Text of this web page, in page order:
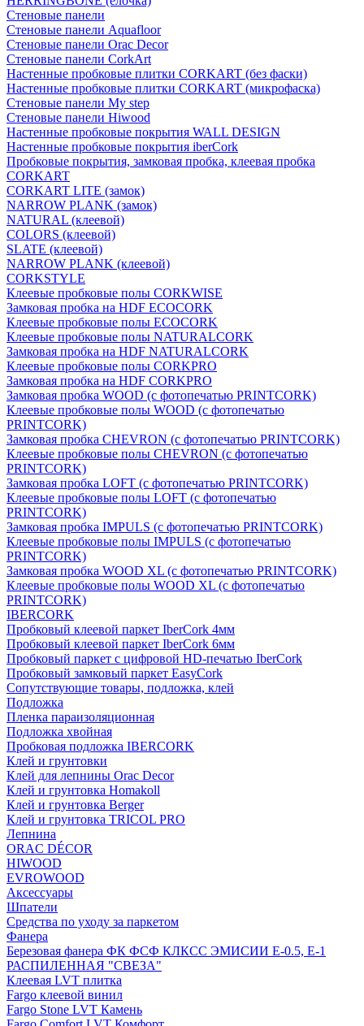
Стеновые панели
Стеновые панели Aquafloor
Стеновые панели Orac Decor
Стеновые панели CorkArt
Настенные пробковые плитки CORKART (без фаски)
Настенные пробковые плитки CORKART (микрофаска)
Стеновые панели My step
Стеновые панели Hiwood
Настенные пробковые покрытия WALL DESIGN
Настенные пробковые покрытия iberCork
Пробковые покрытия, замковая пробка, клеевая пробка
CORKART
CORKART LITE (замок)
NARROW PLANK (замок)
NATURAL (клеевой)
COLORS (клеевой)
SLATE (клеевой)
NARROW PLANK (клеевой)
CORKSTYLE
Клеевые пробковые полы CORKWISE
Замковая пробка на HDF ECOCORK
Клеевые пробковые полы ECOCORK
Клеевые пробковые полы NATURALCORK
Замковая пробка на HDF NATURALCORK
Клеевые пробковые полы CORKPRO
Замковая пробка на HDF CORKPRO
Замковая пробка WOOD (с фотопечатью PRINTCORK)
Клеевые пробковые полы WOOD (с фотопечатью
PRINTCORK)
Замковая пробка CHEVRON (с фотопечатью PRINTCORK)
Клеевые пробковые полы CHEVRON (с фотопечатью
PRINTCORK)
Замковая пробка LOFT (с фотопечатью PRINTCORK)
Клеевые пробковые полы LOFT (с фотопечатью
PRINTCORK)
Замковая пробка IMPULS (с фотопечатью PRINTCORK)
Клеевые пробковые полы IMPULS (с фотопечатью
PRINTCORK)
Замковая пробка WOOD XL (с фотопечатью PRINTCORK)
Клеевые пробковые полы WOOD XL (с фотопечатью
PRINTCORK)
IBERCORK
Пробковый клеевой паркет IberCork 4мм
Пробковый клеевой паркет IberCork 6мм
Пробковый паркет с цифровой HD-печатью IberCork
Пробковый замковый паркет EasyCork
Сопутствующие товары, подложка, клей
Подложка
Пленка параизоляционная
Подложка хвойная
Пробковая подложка IBERCORK
Клей и грунтовки
Клей для лепнины Orac Decor
Клей и грунтовка Homakoll
Клей и грунтовка Berger
Клей и грунтовка TRICOL PRO
Лепнина
ORAC DÉCOR
HIWOOD
EVROWOOD
Аксессуары
Шпатели
Средства по уходу за паркетом
Фанера
Березовая фанера ФК ФСФ КЛКСС ЭМИСИИ Е-0.5, Е-1
РАСПИЛЕННАЯ "СВЕЗА"
Клеевая LVT плитка
Fargo клеевой винил
Fargo Stone LVT Камень